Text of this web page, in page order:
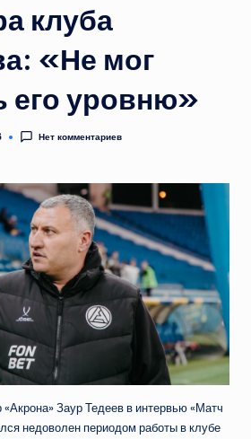
клуба
«Не мог
его уровню»
Нет комментариев
Заур Тедеев в интервью «Матч
недоволен периодом работы в клубе